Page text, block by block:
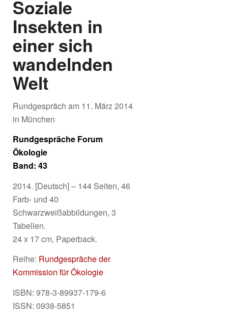
Soziale
Insekten in
einer sich
wandelnden
Welt
Rundgespräch am 11. März 2014
in München
Rundgespräche Forum
Ökologie
Band: 43
2014. [Deutsch] – 144 Seiten, 46
Farb- und 40
Schwarzweißabbildungen, 3
Tabellen.
24 x 17 cm, Paperback.
Reihe: Rundgespräche der
Kommission für Ökologie
ISBN: 978-3-89937-179-6
ISSN: 0938-5851